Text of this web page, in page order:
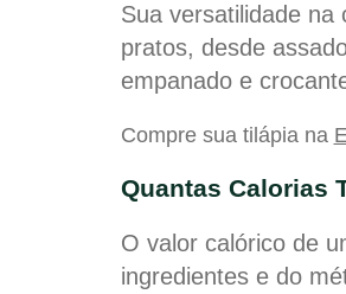
Sua versatilidade na
pratos, desde
empanado e
Compre sua tilápia na
Quantas Calorias
O valor calórico de
ingredientes e do